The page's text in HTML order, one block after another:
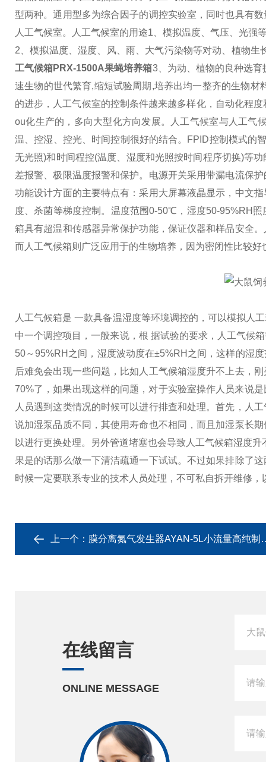
型两种。通用型多为综合因子的调控实验室，同时也具有
人工气候室。
人工气候室的用途1、模拟温度、气压、光强
2、模拟温度、湿度、风、雨、大气污染物等对动、植物
工气候箱PRX-1500A果蝇培养箱3、为动、植物的良种选
速生物的世代繁育,缩短试验周期,培养出均一整齐的生物
的进步，人工气候室的控制条件越来越多样化，自动化程
ou化生产的，多向大型化方向发展。
人工气候室与人工气
温、控湿、控光、时间控制很好的结合。FPID控制模式的
无光照)和时间程控(温度、湿度和光照按时间程序切换)等
差报警、极限温度报警和保护。电源开关采用带漏电流保
功能设计方面的主要特点有：采用大屏幕液晶显示，中文
度、杀菌等梯度控制。温度范围0-50℃，湿度50-95%RH
箱具有超温和传感器异常保护功能，保证仪器和样品安全。
而人工气候箱则广泛应用于的生物培养，因为密闭性比较
人工气候箱是 一款具备温湿度等环境调控的，可以模拟人
中一个调控项目，一般来说，根 据试验的要求，人工气候
50～95%RH之间，湿度波动度在±5%RH之间，这样的湿
后难免会出现一些问题，比如人工气候箱湿度升不上去，
70%了，如果出现这样的问题，对于实验室操作人员来说
人员遇到这类情况的时候可以进行排查和处理。首先，人
说加湿泵品质不同，其使用寿命也不相同，而且加湿泵长
以进行更换处理。另外管道堵塞也会导致人工气候箱湿度
果是的话那么做一下清洁疏通一下试试。不过如果排除了
时候一定要联系专业的技术人员处理，不可私自拆开维修，
上一个： 膜分离氮气发生器AYAN-5L小流量高纯制氮机
在线留言
ONLINE MESSAGE